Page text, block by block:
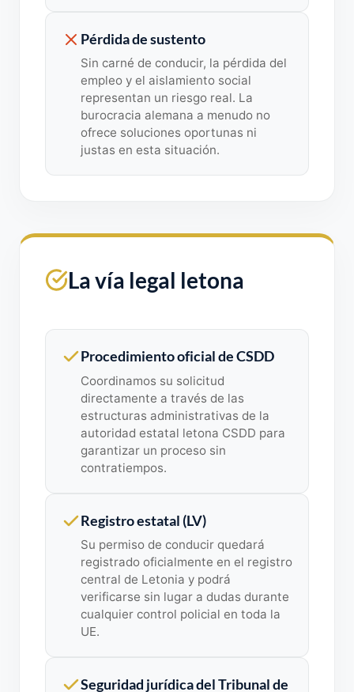
Pérdida de sustento
Sin carné de conducir, la pérdida del
empleo y el aislamiento social
representan un riesgo real. La
burocracia alemana a menudo no
ofrece soluciones oportunas ni
justas en esta situación.
La vía legal letona
Procedimiento oficial de CSDD
Coordinamos su solicitud
directamente a través de las
estructuras administrativas de la
autoridad estatal letona CSDD para
garantizar un proceso sin
contratiempos.
Registro estatal (LV)
Su permiso de conducir quedará
registrado oficialmente en el registro
central de Letonia y podrá
verificarse sin lugar a dudas durante
cualquier control policial en toda la
UE.
Seguridad jurídica del Tribunal de